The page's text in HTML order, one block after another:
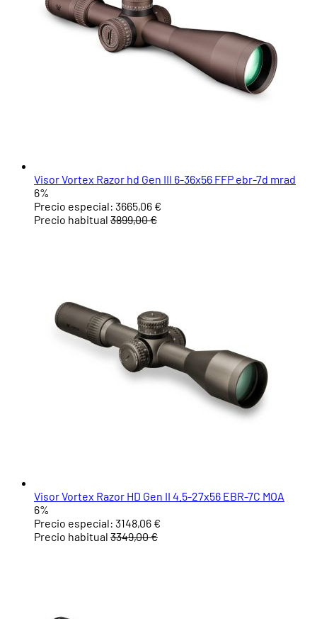
Visor Vortex Razor hd Gen III 6-36x56 FFP ebr-7d mrad
6%
Precio especial: 3665,06 €
Precio habitual 3899,00 €
Visor Vortex Razor HD Gen II 4.5-27x56 EBR-7C MOA
6%
Precio especial: 3148,06 €
Precio habitual 3349,00 €